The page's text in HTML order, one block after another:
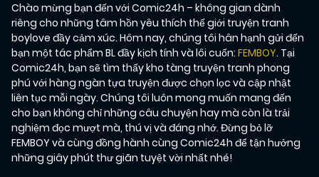
Chào mừng bạn đến với Comic24h – không gian dành
riêng cho những tâm hồn yêu thích thế giới truyện tranh
boylove đầy cảm xúc. Hôm nay, chúng tôi hân hạnh gửi đến
bạn một tác phẩm BL đầy kịch tính và lôi cuốn: FEMBOY. Tại
Comic24h, bạn sẽ tìm thấy kho tàng truyện tranh phong
phú với hàng ngàn tựa truyện được chọn lọc và cập nhật
liên tục mỗi ngày. Chúng tôi luôn mong muốn mang đến
cho bạn không chỉ những câu chuyện hay mà còn là trải
nghiệm đọc mượt mà, thú vị và đáng nhớ. Đừng bỏ lỡ
FEMBOY và cùng đồng hành cùng Comic24h để tận hưởng
những giây phút thư giãn tuyệt vời nhất nhé!